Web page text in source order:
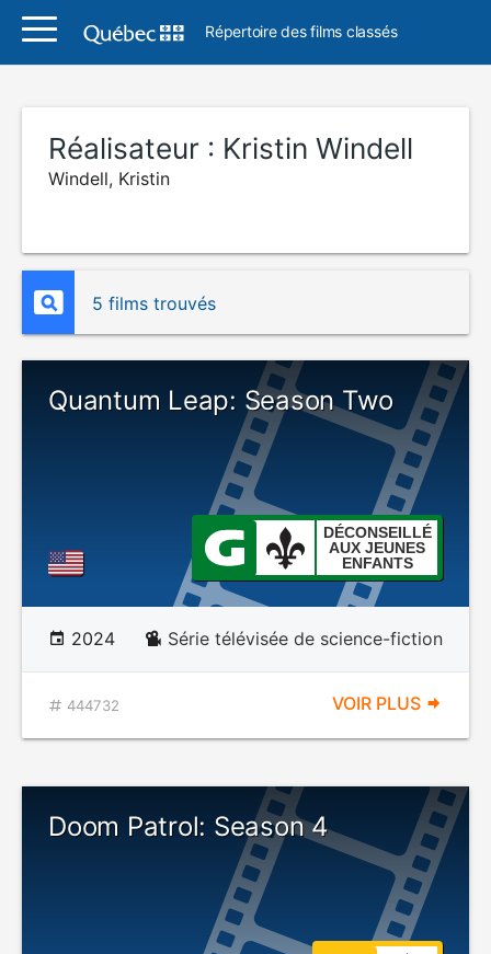
Répertoire des films classés
Réalisateur : Kristin Windell
Windell, Kristin
5 films trouvés
Quantum Leap: Season Two
DÉCONSEILLÉ
AUX JEUNES
ENFANTS
2024 Série télévisée de science-fiction
444732 VOIR PLUS
Doom Patrol: Season 4